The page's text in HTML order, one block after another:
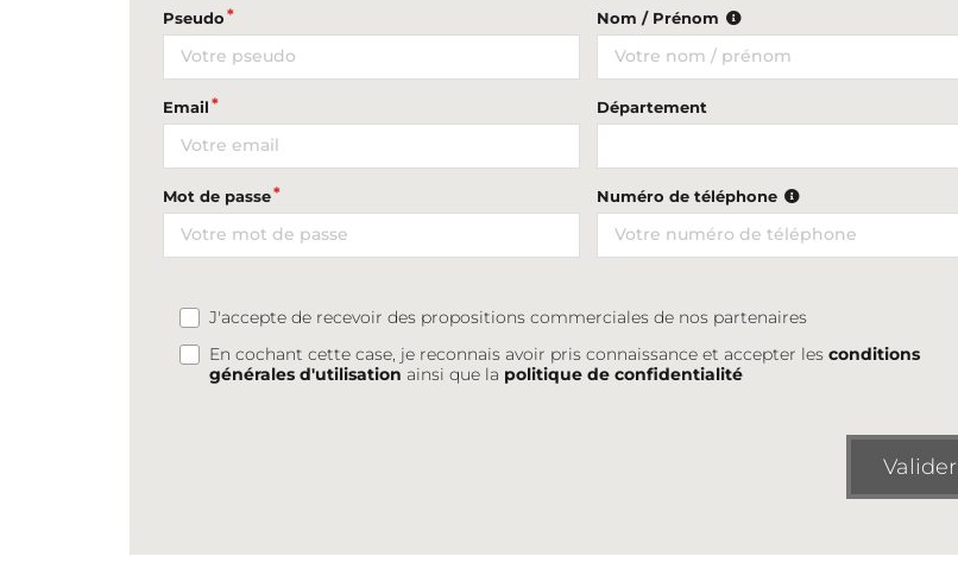
Pseudo Nom / Prénom
Email Département
Mot de passe Numéro de téléphone
J'accepte de recevoir des propositions commerciales de nos partenaires
En cochant cette case, je reconnais avoir pris connaissance et accepter lesconditions
générales d'utilisation ainsi que la politique de confidentialité
Valider